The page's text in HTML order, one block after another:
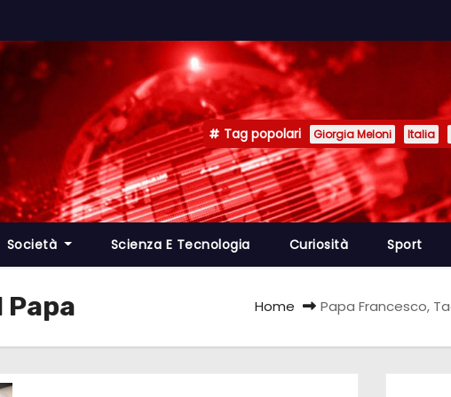
Tag popolari Giorgia Meloni Italia
Società Scienza E Tecnologia Curiosità Sport
Home Papa Francesco,